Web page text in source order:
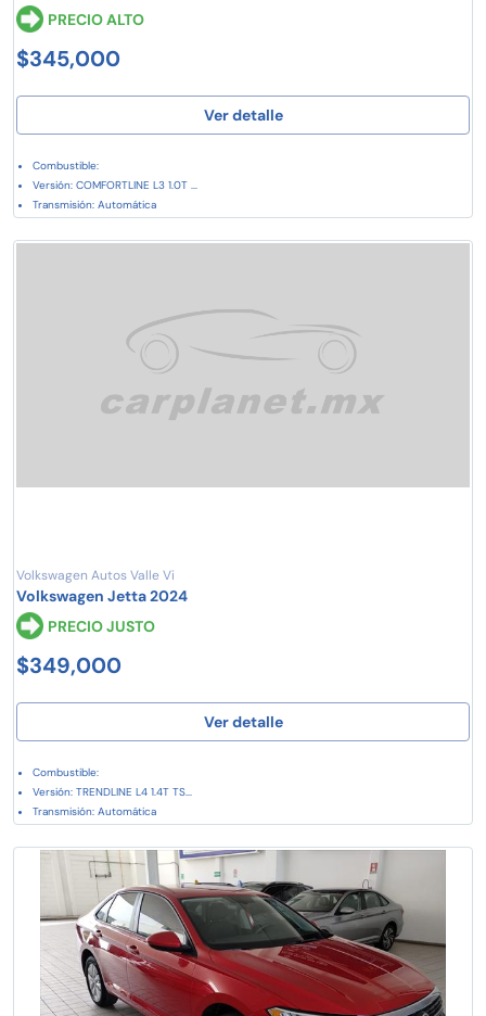
PRECIO ALTO
$345,000
Ver detalle
Combustible:
Versión: COMFORTLINE L3 1.0T ...
Transmisión: Automática
Volkswagen Autos Valle Vi
Volkswagen Jetta 2024
PRECIO JUSTO
$349,000
Ver detalle
Combustible:
Versión: TRENDLINE L4 1.4T TS...
Transmisión: Automática